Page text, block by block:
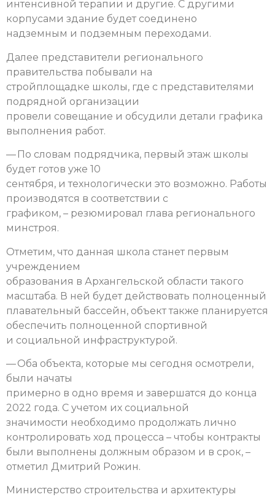
интенсивной терапии и другие. С другими
корпусами здание будет соединено
надземным и подземным переходами.
Далее представители регионального
правительства побывали на
стройплощадке школы, где с представителями
подрядной организации
провели совещание и обсудили детали графика
выполнения работ.
— По словам подрядчика, первый этаж школы
будет готов уже 10
сентября, и технологически это возможно. Работы
производятся в соответствии с
графиком, – резюмировал глава регионального
минстроя.
Отметим, что данная школа станет первым
учреждением
образования в Архангельской области такого
масштаба. В ней будет действовать полноценный
плавательный бассейн, объект также планируется
обеспечить полноценной спортивной
и социальной инфраструктурой.
— Оба объекта, которые мы сегодня осмотрели,
были начаты
примерно в одно время и завершатся до конца
2022 года. С учетом их социальной
значимости необходимо продолжать лично
контролировать ход процесса – чтобы контракты
были выполнены должным образом и в срок, –
отметил Дмитрий Рожин.
Министерство строительства и архитектуры